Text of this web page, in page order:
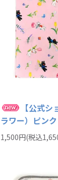
【公式
ラワー）ピン
1,500円(税込